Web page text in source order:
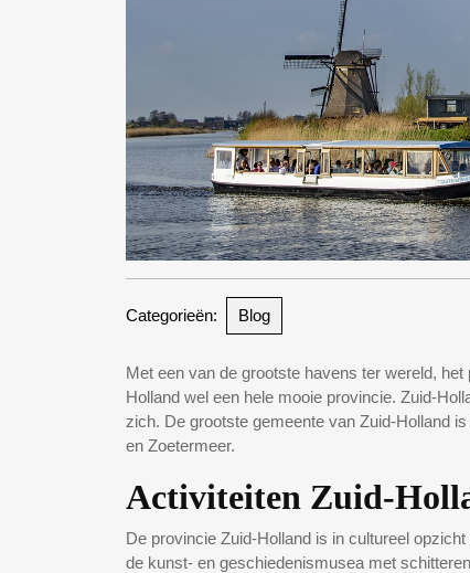
Categorieën: Blog
Met een van de grootste havens ter wereld,
Holland wel een hele mooie provincie. Zuid-
zich. De grootste gemeente van Zuid-Holland
en Zoetermeer.
Activiteiten Zuid-
De provincie Zuid-Holland is in cultureel
de kunst- en geschiedenismusea met